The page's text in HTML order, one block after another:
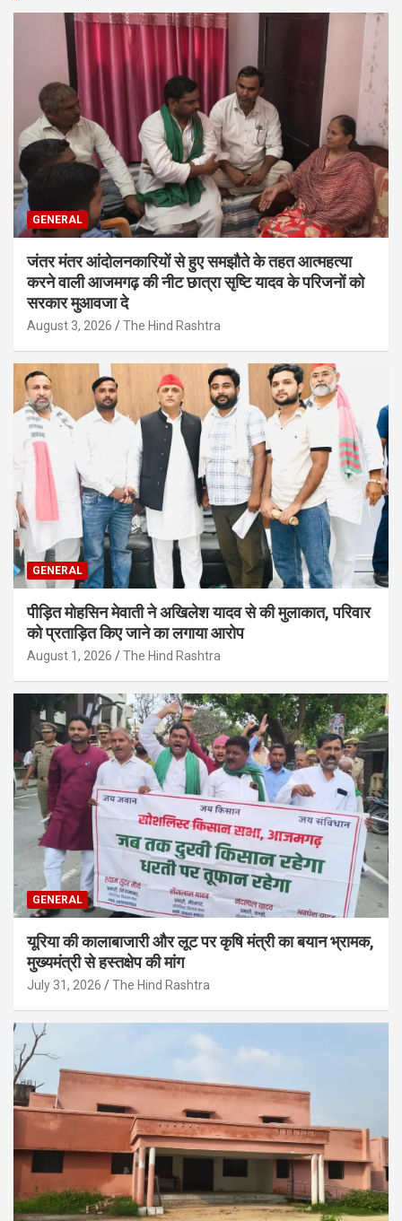
GENERAL
जंतर मंतर आंदोलनकारियों से हुए समझौते के तहत आत्महत्या
करने वाली आजमगढ़ की नीट छात्रा सृष्टि यादव के परिजनों को
सरकार मुआवजा दे
August 3, 2026 The Hind Rashtra
GENERAL
पीड़ित मोहसिन मेवाती ने अखिलेश यादव से की मुलाकात, परिवार
को प्रताड़ित किए जाने का लगाया आरोप
August 1, 2026 The Hind Rashtra
GENERAL
यूरिया की कालाबाजारी और लूट पर कृषि मंत्री का बयान भ्रामक,
मुख्यमंत्री से हस्तक्षेप की मांग
July 31, 2026 The Hind Rashtra